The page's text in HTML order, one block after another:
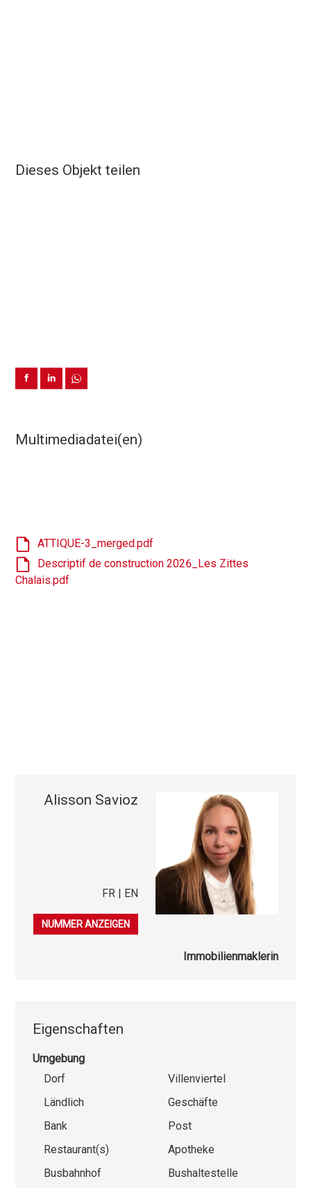
Dieses Objekt teilen
Multimediadatei(en)
ATTIQUE-3_merged.pdf
Descriptif de construction 2026_Les Zittes
Chalais.pdf
Alisson Savioz
FR | EN
079 406 34 55
NUMMER ANZEIGEN
Immobilienmaklerin
Eigenschaften
Umgebung
Dorf
Villenviertel
Ländlich
Geschäfte
Bank
Post
Restaurant(s)
Apotheke
Busbahnhof
Bushaltestelle